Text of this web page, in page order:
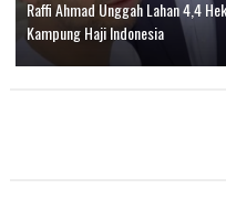
Raffi Ahmad Unggah Lahan 4,4
Kampung Haji Indonesia